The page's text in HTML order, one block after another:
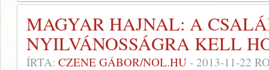
MAGYAR HAJNAL: A
NYILVÁNOSSÁGRA KELL
ÍRTA: CZENE GÁBOR/NOL.HU - 2013-11-22